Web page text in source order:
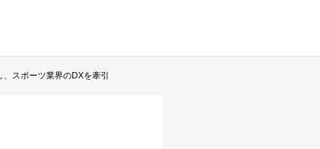
スポーツ業界のDXを牽引